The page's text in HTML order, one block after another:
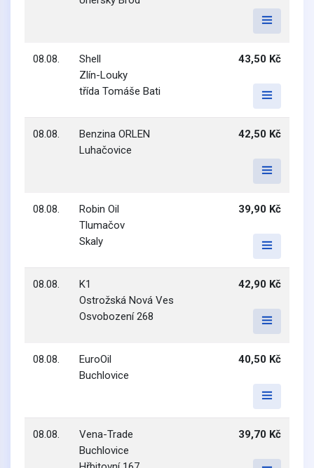
08.08.
Shell
Zlín-Louky
třída Tomáše Bati
43,50 Kč
08.08.
Benzina ORLEN
Luhačovice
42,50 Kč
08.08.
Robin Oil
Tlumačov
Skaly
39,90 Kč
08.08.
K1
Ostrožská Nová Ves
Osvobození 268
42,90 Kč
08.08.
EuroOil
Buchlovice
40,50 Kč
08.08.
Vena-Trade
Buchlovice
39,70 Kč